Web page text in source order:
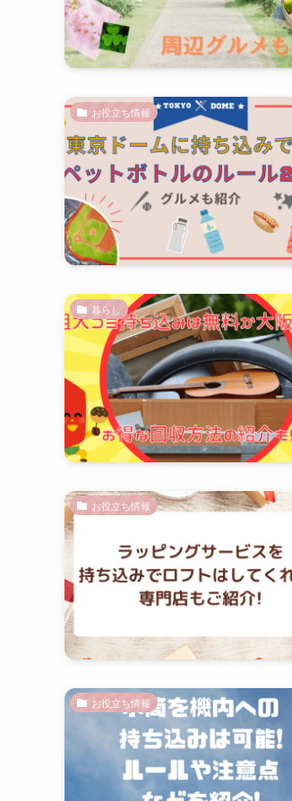
お役立ち情報
暮らし
お役立ち情報
お役立ち情報